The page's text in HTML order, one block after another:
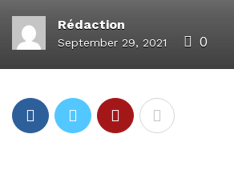
Rédaction
September 29, 2021 0